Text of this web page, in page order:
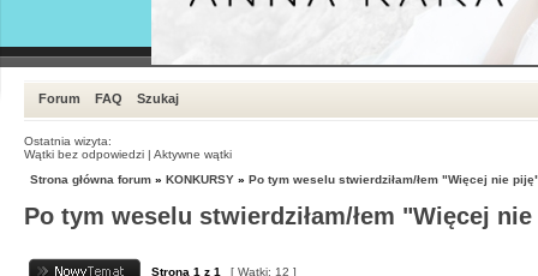
Forum FAQ Szukaj
Ostatnia wizyta:
Wątki bez odpowiedzi | Aktywne wątki
Strona główna forum » KONKURSY » Po tym weselu stwierdziłam/łem "Więcej nie
Po tym weselu stwierdziłam/łem "Więcej
Strona 1 z 1 [ Wątki: 12 ]